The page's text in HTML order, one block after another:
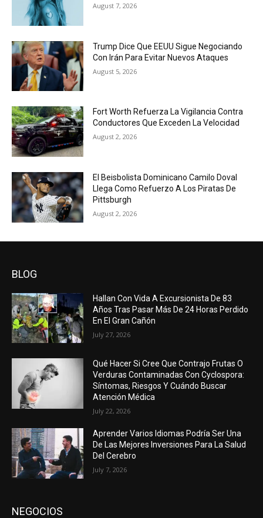
August 7, 2026
Trump Dice Que EEUU Sigue Negociando
Con Irán Para Evitar Nuevos Ataques
August 5, 2026
Fort Worth Refuerza La Vigilancia Contra
Conductores Que Exceden La Velocidad
August 2, 2026
El Beisbolista Dominicano Camilo Doval
Llega Como Refuerzo A Los Piratas De
Pittsburgh
August 2, 2026
BLOG
Hallan Con Vida A Excursionista De 83
Años Tras Pasar Más De 24 Horas Perdido
En El Gran Cañón
July 27, 2026
Qué Hacer Si Cree Que Contrajo Frutas O
Verduras Contaminadas Con Cyclospora:
Síntomas, Riesgos Y Cuándo Buscar
Atención Médica
July 22, 2026
Aprender Varios Idiomas Podría Ser Una
De Las Mejores Inversiones Para La Salud
Del Cerebro
July 7, 2026
NEGOCIOS